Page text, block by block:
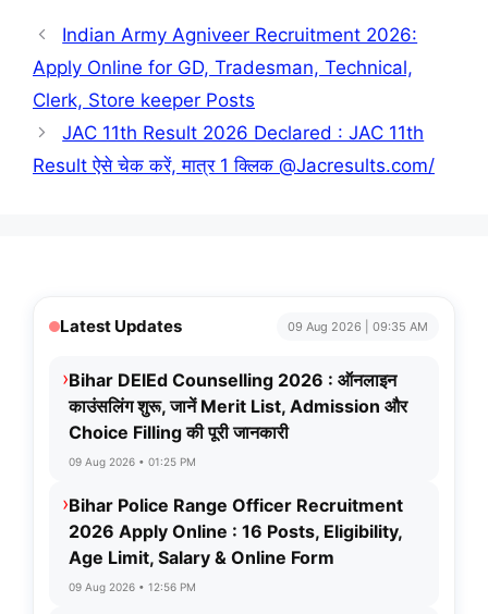
Indian Army Agniveer Recruitment 2026:
Apply Online for GD, Tradesman, Technical,
Clerk, Store keeper Posts
JAC 11th Result 2026 Declared : JAC 11th
Result ऐसे चेक करें, मात्र 1 क्लिक @Jacresults.com/
Latest Updates 09 Aug 2026 | 09:35 AM
›Bihar DElEd Counselling 2026 : ऑनलाइन
काउंसलिंग शुरू, जानें Merit List, Admission और
Choice Filling की पूरी जानकारी
09 Aug 2026 • 01:25 PM
›Bihar Police Range Officer Recruitment
2026 Apply Online : 16 Posts, Eligibility,
Age Limit, Salary & Online Form
09 Aug 2026 • 12:56 PM